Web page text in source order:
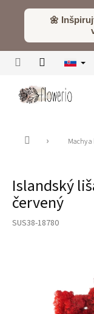
🌼
Domov Machy
Islandský
červený
SUS38-18780